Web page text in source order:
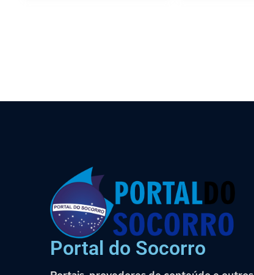
Portal do Socorro